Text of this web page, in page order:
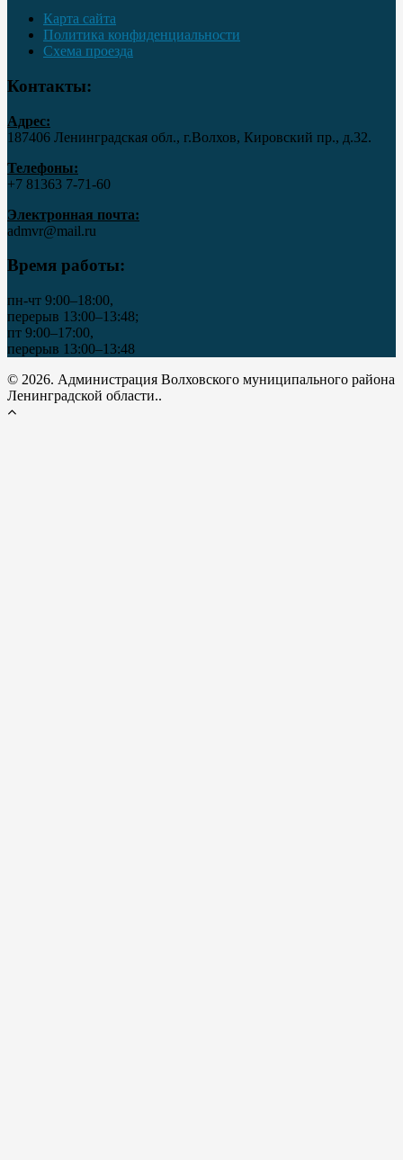
Карта сайта
Политика конфиденциальности
Схема проезда
Контакты:
Адрес:
187406 Ленинградская обл., г.Волхов, Кировский пр., д.32.
Телефоны:
+7 81363 7‑71-60
Электронная почта:
admvr@mail.ru
Время работы:
пн-чт 9:00–18:00,
перерыв 13:00–13:48;
пт 9:00–17:00,
перерыв 13:00–13:48
© 2026. Администрация Волховского муниципального района
Ленинградской области..